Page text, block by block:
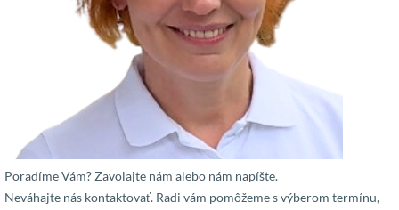
Poradíme Vám? Zavolajte nám alebo nám napíšte.
Neváhajte nás kontaktovať. Radi vám pomôžeme s výberom termínu,